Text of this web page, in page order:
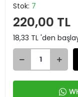
Stok: 7
220,00 TL
18,33 TL 'den